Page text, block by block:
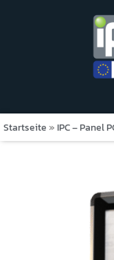
Startseite » IPC – Panel